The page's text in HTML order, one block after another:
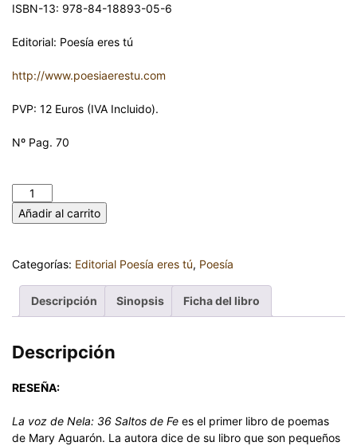
ISBN-13: 978-84-18893-05-6
Editorial: Poesía eres tú
http://www.poesiaerestu.com
PVP: 12 Euros (IVA Incluido).
Nº Pag. 70
Añadir al carrito
Categorías: Editorial Poesía eres tú, Poesía
Descripción Sinopsis Ficha del libro
Descripción
RESEÑA:
La voz de Nela: 36 Saltos de Fe es el primer libro de poemas
de Mary Aguarón. La autora dice de su libro que son pequeños